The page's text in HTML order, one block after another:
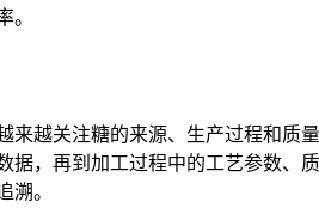
。
越关注糖的来源、生产过程和质
，再到加工过程中的工艺参数
溯。